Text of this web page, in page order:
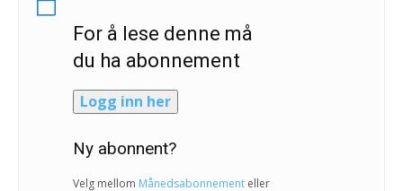
For å lese denne må
du ha abonnement
Logg inn her
Ny abonnent?
Velg mellom Månedsabonnement eller